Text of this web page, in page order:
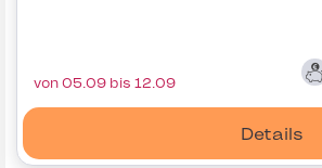
Details
von 05.09 bis 12.09